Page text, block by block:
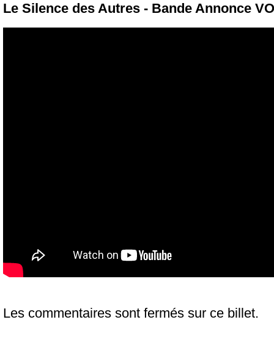
Le Silence des Autres - Bande Annonce
Les commentaires sont fermés sur ce billet.